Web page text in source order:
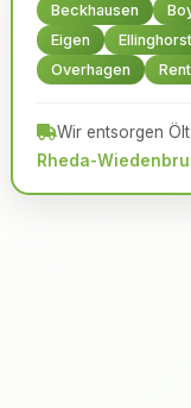
Beckhausen
Eigen
Ellinghorst
Overhagen
Wir entsorgen
Rheda-